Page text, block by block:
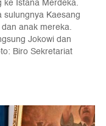
ke Istana Merdeka.
Kaesang
anak mereka.
Jokowi dan
Biro Sekretariat